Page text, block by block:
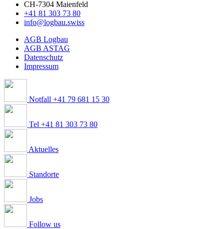
CH-7304 Maienfeld
+41 81 303 73 80
info@logbau.swiss
AGB Logbau
AGB ASTAG
Datenschutz
Impressum
Notfall +41 79 681 15 30
Tel +41 81 303 73 80
Aktuelles
Standorte
Jobs
Follow us